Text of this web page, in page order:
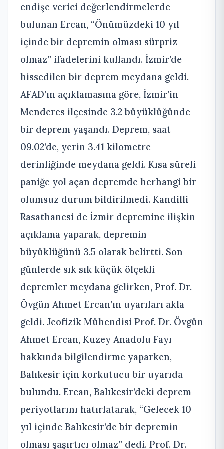
endişe verici değerlendirmelerde
bulunan Ercan, “Önümüzdeki 10 yıl
içinde bir depremin olması sürpriz
olmaz” ifadelerini kullandı. İzmir’de
hissedilen bir deprem meydana geldi.
AFAD’ın açıklamasına göre, İzmir’in
Menderes ilçesinde 3.2 büyüklüğünde
bir deprem yaşandı. Deprem, saat
09.02’de, yerin 3.41 kilometre
derinliğinde meydana geldi. Kısa süreli
paniğe yol açan depremde herhangi bir
olumsuz durum bildirilmedi. Kandilli
Rasathanesi de İzmir depremine ilişkin
açıklama yaparak, depremin
büyüklüğünü 3.5 olarak belirtti. Son
günlerde sık sık küçük ölçekli
depremler meydana gelirken, Prof. Dr.
Övgün Ahmet Ercan’ın uyarıları akla
geldi. Jeofizik Mühendisi Prof. Dr. Övgün
Ahmet Ercan, Kuzey Anadolu Fayı
hakkında bilgilendirme yaparken,
Balıkesir için korkutucu bir uyarıda
bulundu. Ercan, Balıkesir’deki deprem
periyotlarını hatırlatarak, “Gelecek 10
yıl içinde Balıkesir’de bir depremin
olması şaşırtıcı olmaz” dedi. Prof. Dr.